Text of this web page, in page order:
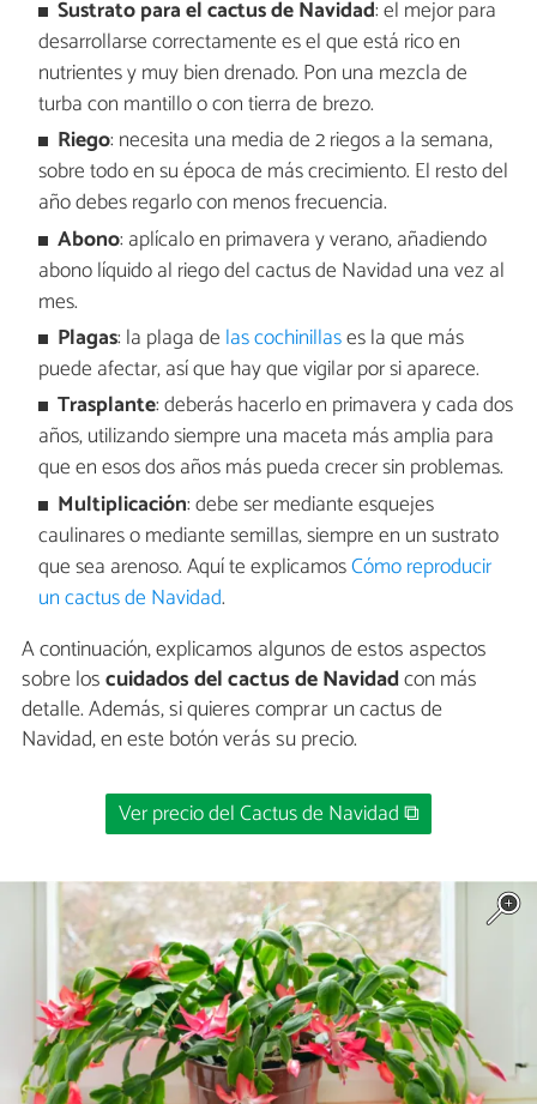
Sustrato para el cactus de Navidad: el mejor para
desarrollarse correctamente es el que está rico en
nutrientes y muy bien drenado. Pon una mezcla de
turba con mantillo o con tierra de brezo.
Riego: necesita una media de 2 riegos a la semana,
sobre todo en su época de más crecimiento. El resto del
año debes regarlo con menos frecuencia.
Abono: aplícalo en primavera y verano, añadiendo
abono líquido al riego del cactus de Navidad una vez al
mes.
Plagas: la plaga de las cochinillases la que más
puede afectar, así que hay que vigilar por si aparece.
Trasplante: deberás hacerlo en primavera y cada dos
años, utilizando siempre una maceta más amplia para
que en esos dos años más pueda crecer sin problemas.
Multiplicación: debe ser mediante esquejes
caulinares o mediante semillas, siempre en un sustrato
que sea arenoso. Aquí te explicamosCómo reproducir
un cactus de Navidad.
A continuación, explicamos algunos de estos aspectos
sobre loscuidados del cactus de Navidadcon más
detalle. Además, si quieres comprar un cactus de
Navidad, en este botón verás su precio.
Ver precio del Cactus de Navidad ⧉